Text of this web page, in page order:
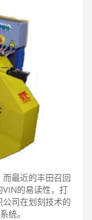
最近的丰田召回
的易读性，打
司在划刻技术的
统。